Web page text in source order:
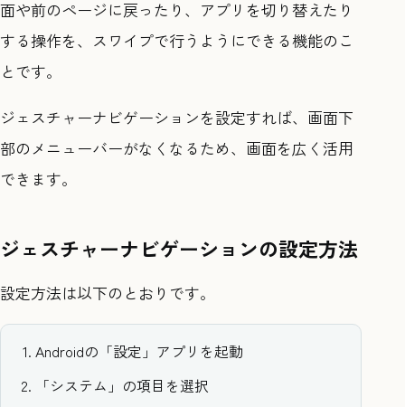
面や前のページに戻ったり、アプリを切り替えたり
する操作を、スワイプで行うようにできる機能のこ
とです。
ジェスチャーナビゲーションを設定すれば、画面下
部のメニューバーがなくなるため、画面を広く活用
できます。
ジェスチャーナビゲーションの設定方法
設定方法は以下のとおりです。
Androidの「設定」アプリを起動
「システム」の項目を選択